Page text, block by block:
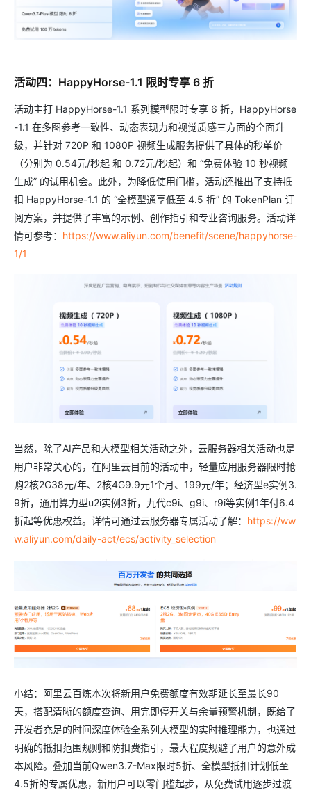
活动四：HappyHorse-1.1 限时专享 6 折
活动主打 HappyHorse-1.1 系列模型限时专享 6 折，HappyHorse
-1.1 在多图参考一致性、动态表现力和视觉质感三方面的全面升
级，并针对 720P 和 1080P 视频生成服务提供了具体的秒单价
（分别为 0.54元/秒起 和 0.72元/秒起）和 “免费体验 10 秒视频
生成” 的试用机会。此外，为降低使用门槛，活动还推出了支持抵
扣 HappyHorse-1.1 的 “全模型通享低至 4.5 折” 的 TokenPlan 订
阅方案，并提供了丰富的示例、创作指引和专业咨询服务。活动详
情可参考： https://www.aliyun.com/benefit/scene/happyhorse-
1/1
当然，除了AI产品和大模型相关活动之外，云服务器相关活动也是
用户非常关心的，在阿里云目前的活动中，轻量应用服务器限时抢
购2核2G38元/年、2核4G9.9元1个月、199元/年；经济型e实例3.
9折，通用算力型u2i实例3折，九代c9i、g9i、r9i等实例1年付6.4
折起等优惠权益。详情可通过云服务器专属活动了解： https://ww
w.aliyun.com/daily-act/ecs/activity_selection
小结：阿里云百炼本次将新用户免费额度有效期延长至最长90
天，搭配清晰的额度查询、用完即停开关与余量预警机制，既给了
开发者充足的时间深度体验全系列大模型的实时推理能力，也通过
明确的抵扣范围规则和防扣费指引，最大程度规避了用户的意外成
本风险。叠加当前Qwen3.7-Max限时5折、全模型抵扣计划低至
4.5折的专属优惠，新用户可以零门槛起步，从免费试用逐步过渡